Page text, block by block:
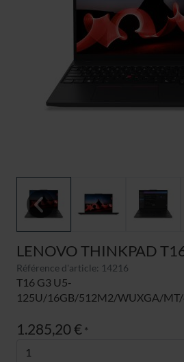
LENOVO THINKPAD
Référence d'article: 14216
T16 G3 U5-
125U/16GB/512M2/WUXGA/
1.285,20 € *